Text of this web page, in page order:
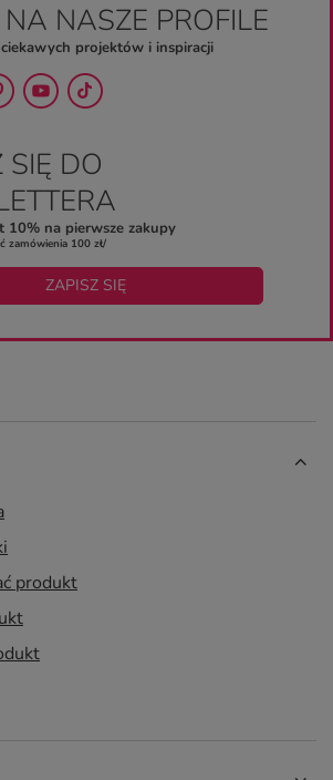
NA NASZE PROFILE
projektów i inspiracji
SIĘ DO
10% na pierwsze zakupy
zamówienia 100 zł/
ZAPISZ SIĘ
produkt